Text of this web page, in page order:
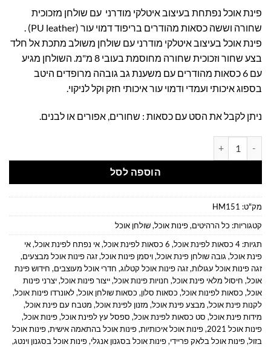
פינת אוכל נפתחת בעיצוב איטלקי מודרני עם שולחן מזכוכית
שחורה וששה כסאות מהודרים בריפוד דמוי עור (PU leather) .
פינת אוכל בעיצוב איטלקי מודרני עם שולחן משולב מתכת אל חלד
בצע שחור וזכוכית שחורה מחוסמת בעובי 8 מ"מ. השולחן מגיע
עם 6 כסאות מהודרים עם משענת גב גובהה מרופדים היטב
בספוג איכותי ועמדי ודמוי עור איכותי חזק וקל לניקוי.
ניתן לקבל את הסט עם כסאות : שחורים, אפורים או לבנים.
הוספה לסל
מק"ט: HM151
קטגוריות: כל הרהיטים,פינות אוכל,שולחן אוכל
תגיות: 4 כסאות לפינת אוכל , 6 כסאות לפינת אוכל ,אי נפתח לפינת אוכל,אי
פינת אוכל, גובה שולחן פינת אוכל,ויסמן פינות אוכל,זגה פינות אוכל מבצעים,
זגה פינות אוכל עגולות,זגה פינות אוכל קטלוג, חדרי אוכל מעוצבים, חידוש פינת
אוכל, חיסול מלאי פינת אוכל, חנויות פינות אוכל,ייצור פינות אוכל,יצרני פינות
אוכל, כסאות לפינות אוכל, כסאות סלון, כסאות שולחן אוכל,לאונרדו פינות אוכל,
לקנות פינת אוכל, מבצע פינת אוכל, מזנון לפינת אוכל, מטבח עם פינת אוכל,
מידות פינת אוכל, סט כסאות לפינת אוכל, ספסל עץ לפינת אוכל,פינות אוכל,
פינות אוכל 2021
,פינות אוכל איכותיות,פינות אוכל בהתאמה אישית,פינות אוכל
בזול,פינות אוכל בלאק פריידי,פינות אוכל בסגנון אנגלי,פינות אוכל בסגנון וינטג,